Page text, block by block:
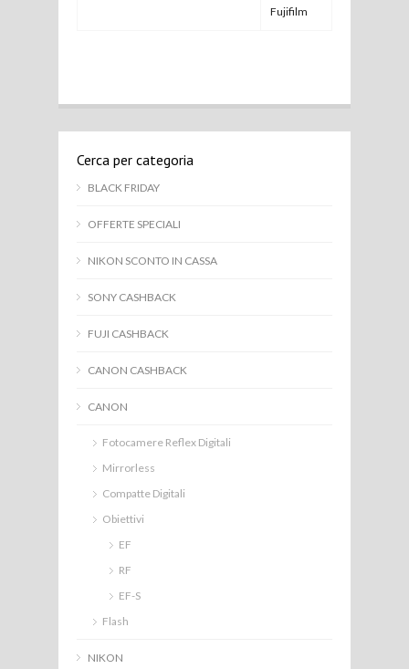
Fujifilm
Cerca per categoria
BLACK FRIDAY
OFFERTE SPECIALI
NIKON SCONTO IN CASSA
SONY CASHBACK
FUJI CASHBACK
CANON CASHBACK
CANON
Fotocamere Reflex Digitali
Mirrorless
Compatte Digitali
Obiettivi
EF
RF
EF-S
Flash
NIKON